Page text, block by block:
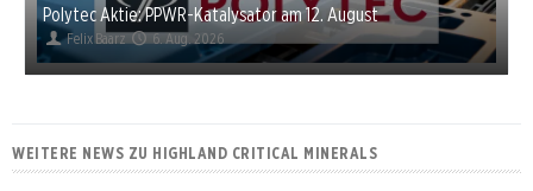
Polytec Aktie: PPWR-Katalysator am 12. August
Felix Baarz 6. Aug. 2026
WEITERE NEWS ZU HIGHLAND CRITICAL MINERALS